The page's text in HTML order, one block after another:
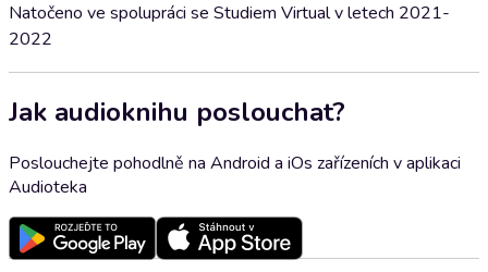
Natočeno ve spolupráci se Studiem Virtual v letech 2021-
2022
Jak audioknihu poslouchat?
Poslouchejte pohodlně na Android a iOs zařízeních v aplikaci
Audioteka